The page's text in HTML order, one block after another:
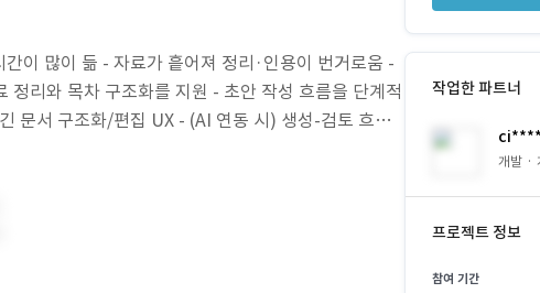
이 많이 듦 - 자료가 흩어져 정리·인용이 번거로움 -
리와 목차 구조화를 지원 - 초안 작성 흐름을 단계적
문서 구조화/편집 UX - (AI 연동 시) 생성-검토 흐름 -
작업한 파트너
개발 ·
프로젝트 정보
참여 기간